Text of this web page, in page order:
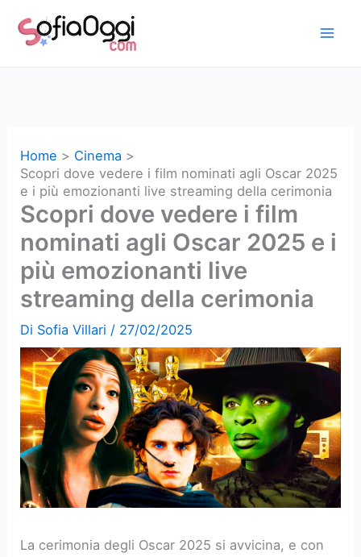
Home
Cinema
Scopri dove vedere i film nominati agli Oscar 2025
e i più emozionanti live streaming della cerimonia
Scopri dove vedere i film
nominati agli Oscar 2025 e i
più emozionanti live
streaming della cerimonia
Di Sofia Villari / 27/02/2025
La cerimonia degli Oscar 2025 si avvicina, e con